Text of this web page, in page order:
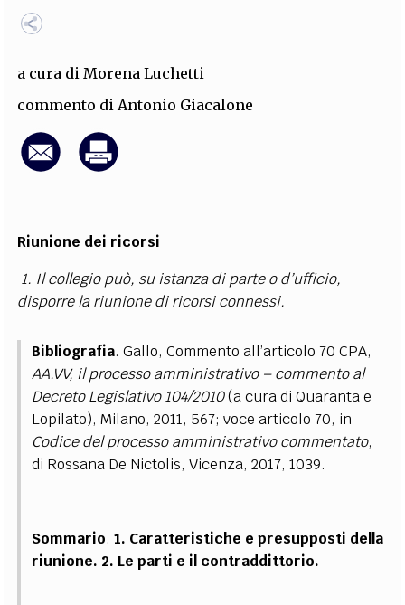
CODICI RUBRICHE LIBRI PROCEEDINGS
a cura diMorena Luchetti
commento diAntonio Giacalone
Riunione dei ricorsi
1. Il collegio può, su istanza di parte o d’ufficio,
disporre la riunione di ricorsi connessi.
Bibliografia. Gallo, Commento all’articolo 70 CPA,
AA.VV, il processo amministrativo – commento al
Decreto Legislativo 104/2010(a cura di Quaranta e
Lopilato), Milano, 2011, 567; voce articolo 70, in
Codice del processo amministrativo commentato,
di Rossana De Nictolis, Vicenza, 2017, 1039.
Sommario.1. Caratteristiche e presupposti della
riunione. 2. Le parti e il contraddittorio.